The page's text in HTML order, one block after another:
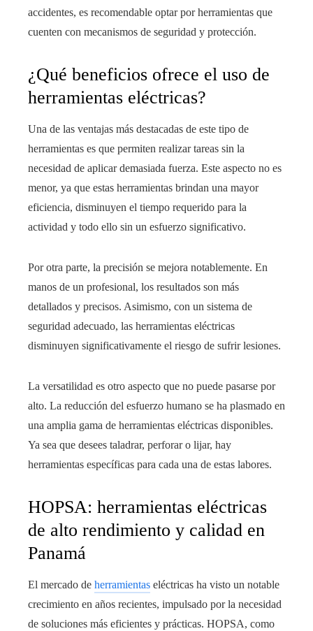
accidentes, es recomendable optar por herramientas que
cuenten con mecanismos de seguridad y protección.
¿Qué beneficios ofrece el uso de
herramientas eléctricas?
Una de las ventajas más destacadas de este tipo de
herramientas es que permiten realizar tareas sin la
necesidad de aplicar demasiada fuerza. Este aspecto no es
menor, ya que estas herramientas brindan una mayor
eficiencia, disminuyen el tiempo requerido para la
actividad y todo ello sin un esfuerzo significativo.
Por otra parte, la precisión se mejora notablemente. En
manos de un profesional, los resultados son más
detallados y precisos. Asimismo, con un sistema de
seguridad adecuado, las herramientas eléctricas
disminuyen significativamente el riesgo de sufrir lesiones.
La versatilidad es otro aspecto que no puede pasarse por
alto. La reducción del esfuerzo humano se ha plasmado en
una amplia gama de herramientas eléctricas disponibles.
Ya sea que desees taladrar, perforar o lijar, hay
herramientas específicas para cada una de estas labores.
HOPSA: herramientas eléctricas
de alto rendimiento y calidad en
Panamá
El mercado de herramientas eléctricas ha visto un notable
crecimiento en años recientes, impulsado por la necesidad
de soluciones más eficientes y prácticas. HOPSA, como